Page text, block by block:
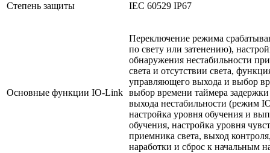
Степень защиты IEC 60529 IP67
Основные функции IO-Link
Переключение режима
по свету или затенению),
обнаружения нестабильности
света и отсутствии света,
управляющего выхода и выбор
выбор времени таймера
выхода нестабильности (режим
настройка уровня обучения и
обучения, настройка уровня
приемника света, выход
наработки и сброс к начальным